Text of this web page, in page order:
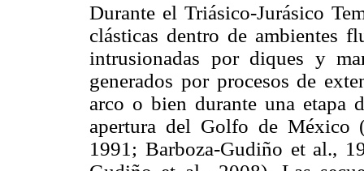
Durante el Triásico-Jurásico
clásticas dentro de ambientes
intrusionadas por diques y
generados por procesos de
arco o bien durante una etapa
apertura del Golfo de México
1991; Barboza-Gudiño et al.,